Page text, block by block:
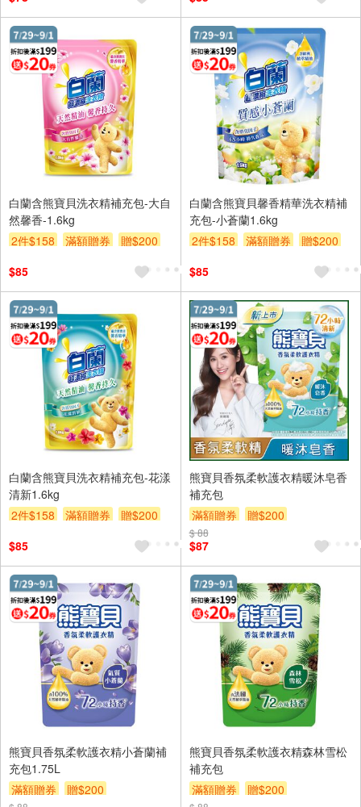
白蘭含熊寶貝洗衣精補充包-大自
然馨香-1.6kg
2件$158
滿額贈券
贈$200
$85
白蘭含熊寶貝馨香精華洗衣精補
充包-小蒼蘭1.6kg
2件$158
滿額贈券
贈$200
$85
白蘭含熊寶貝洗衣精補充包-花漾
清新1.6kg
2件$158
滿額贈券
贈$200
$85
熊寶貝香氛柔軟護衣精暖沐皂香
補充包
滿額贈券
贈$200
$ 88
$87
熊寶貝香氛柔軟護衣精小蒼蘭補
充包1.75L
滿額贈券
贈$200
熊寶貝香氛柔軟護衣精森林雪松
補充包
滿額贈券
贈$200